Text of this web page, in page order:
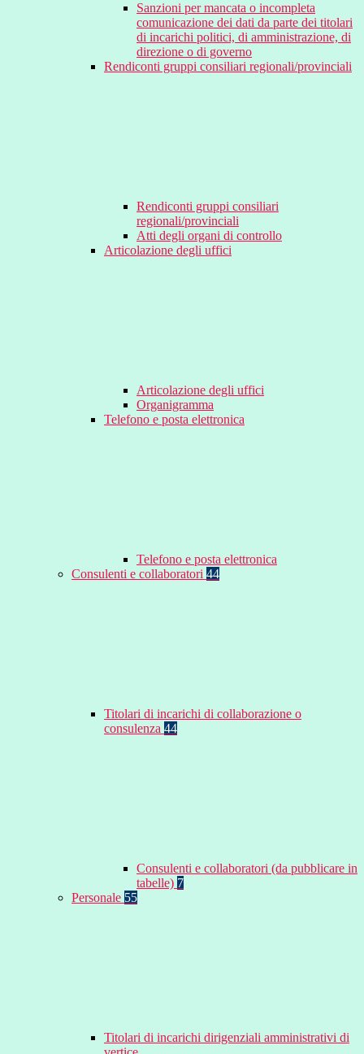
Sanzioni per mancata o incompleta
comunicazione dei dati da parte dei titolari
di incarichi politici, di amministrazione, di
direzione o di governo
Rendiconti gruppi consiliari regionali/provinciali
Rendiconti gruppi consiliari
regionali/provinciali
Atti degli organi di controllo
Articolazione degli uffici
Articolazione degli uffici
Organigramma
Telefono e posta elettronica
Telefono e posta elettronica
Consulenti e collaboratori 44
Titolari di incarichi di collaborazione o
consulenza 44
Consulenti e collaboratori (da pubblicare in
tabelle) 7
Personale 55
Titolari di incarichi dirigenziali amministrativi di